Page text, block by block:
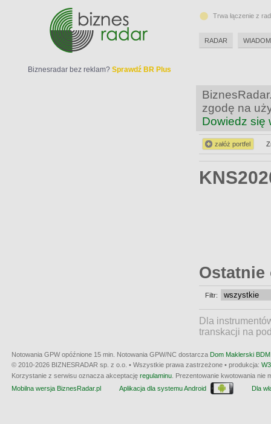
zgodę na
Dowiedz się
załóż portfel
Ostatnie
Filtr:
Dla
transkacji na
Biznesradar bez reklam? Sprawdź BR Plus
Trwa łączenie z
RADAR
Notowania GPW opóźnione 15 min. Notowania GPW/NC dostarcza Dom Maklerski
© 2010-2026 BIZNESRADAR sp. z o.o. • Wszystkie prawa zastrzeżone • produkcja:
Korzystanie z serwisu oznacza akceptację regulaminu . Prezentowanie kwotowania
Mobilna wersja BiznesRadar.pl
Aplikacja dla systemu Android Dla